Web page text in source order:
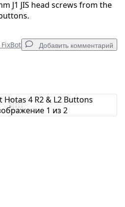
J1 JIS head screws from the
Добавить комментарий